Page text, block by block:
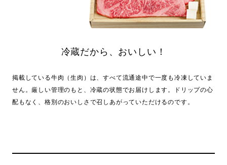
冷蔵だから、おいしい！
掲載している牛肉（生肉）は、すべて流通途中で一度も冷凍していま
せん。厳しい管理のもと、冷蔵の状態でお届けします。ドリップの心
配もなく、格別のおいしさで召しあがっていただけるのです。